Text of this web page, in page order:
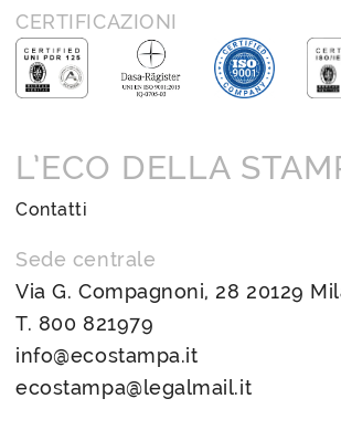
CERTIFICAZIONI
L’ECO DELLA
Contatti
Sede centrale
Via G. Compagnoni, 28 20129
T. 800 821979
info@ecostampa.it
ecostampa@legalmail.it